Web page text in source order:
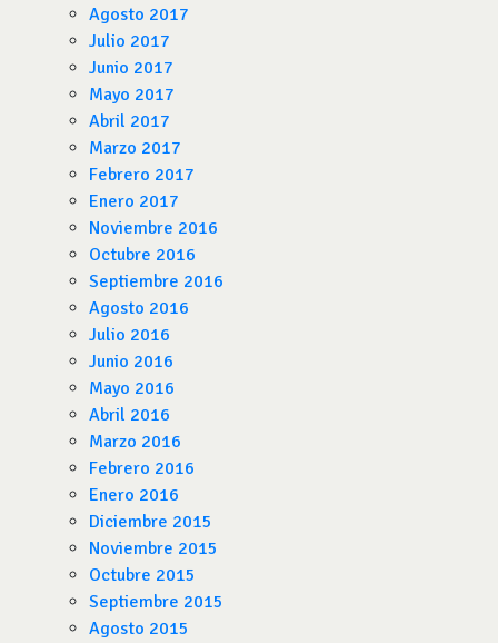
Agosto 2017
Julio 2017
Junio 2017
Mayo 2017
Abril 2017
Marzo 2017
Febrero 2017
Enero 2017
Noviembre 2016
Octubre 2016
Septiembre 2016
Agosto 2016
Julio 2016
Junio 2016
Mayo 2016
Abril 2016
Marzo 2016
Febrero 2016
Enero 2016
Diciembre 2015
Noviembre 2015
Octubre 2015
Septiembre 2015
Agosto 2015